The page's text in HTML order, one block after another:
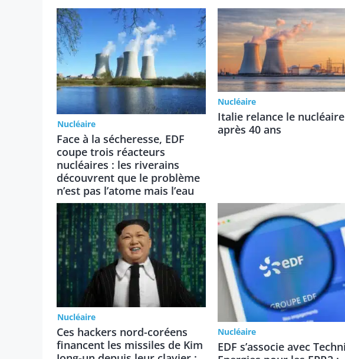
Nucléaire
Face à la sécheresse, EDF
coupe trois réacteurs
nucléaires : les riverains
découvrent que le problème
n’est pas l’atome mais l’eau
Nucléaire
Italie relance le nucléaire
après 40 ans
Nucléaire
Ces hackers nord-coréens
financent les missiles de Kim
Nucléaire
EDF s’associe avec